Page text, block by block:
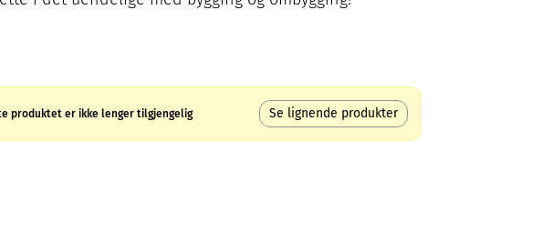
produktet er ikke lenger tilgjengelig Se lignende produkter